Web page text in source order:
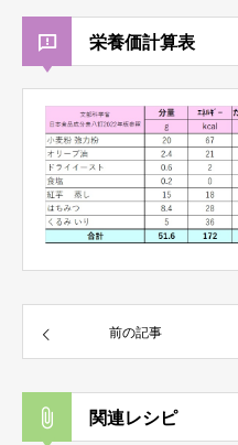
栄養価計算表
前の記事
関連レシピ